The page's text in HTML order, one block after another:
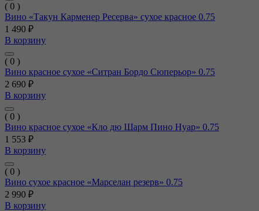
( 0 )
Вино «Такун Карменер Ресерва» сухое красное 0.75
1 490 ₽
В корзину
( 0 )
Вино красное сухое «Ситран Бордо Сюперьор» 0.75
2 690 ₽
В корзину
( 0 )
Вино красное сухое «Кло дю Шарм Пино Нуар» 0.75
1 553 ₽
В корзину
( 0 )
Вино сухое красное «Марселан резерв» 0.75
2 990 ₽
В корзину